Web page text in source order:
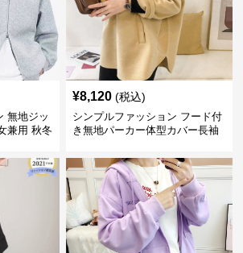
無地ジッ
兼用 秋冬
¥8,120 (税込)
シンプルファッション フード付
き無地パーカー体型カバー長袖